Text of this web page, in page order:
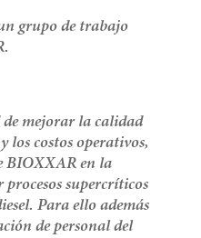
grupo de trabajo
mejorar la calidad
los costos operativos,
BIOXXAR en la
supercríticos
Para ello además
de personal del